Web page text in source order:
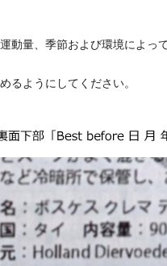
動量、季節および環境によっ
るようにしてください。